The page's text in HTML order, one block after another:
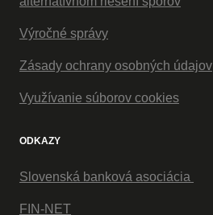
Výročné správy
Zásady ochrany osobných údajov
Využívanie súborov cookies
ODKAZY
Slovenská banková asociácia
FIN-NET